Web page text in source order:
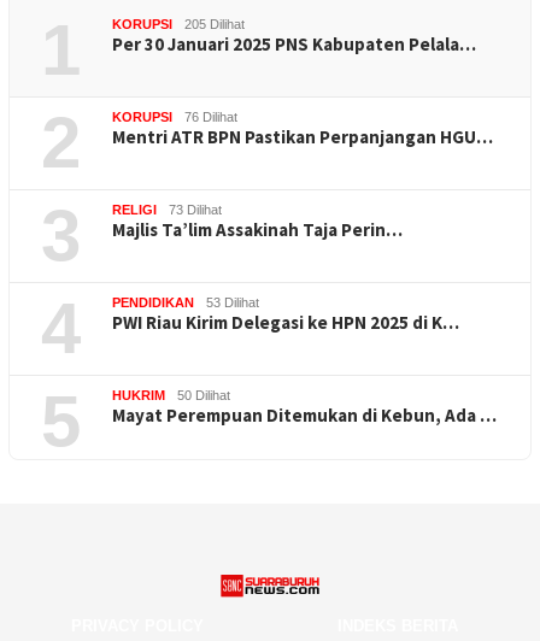
1 KORUPSI 205 Dilihat
Per 30 Januari 2025 PNS Kabupaten Pelala…
2 KORUPSI 76 Dilihat
Mentri ATR BPN Pastikan Perpanjangan HGU…
3 RELIGI 73 Dilihat
Majlis Ta’lim Assakinah Taja Perin…
4 PENDIDIKAN 53 Dilihat
PWI Riau Kirim Delegasi ke HPN 2025 di K…
5 HUKRIM 50 Dilihat
Mayat Perempuan Ditemukan di Kebun, Ada …